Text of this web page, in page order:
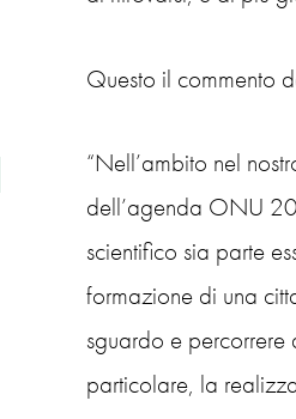
Questo il commento
“Nell’ambito nel
dell’agenda ONU
scientifico sia parte
formazione di una
sguardo e percorrere
particolare, la